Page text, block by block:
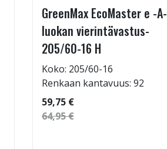
GreenMax EcoMaster e -A-
luokan vierintävastus-
205/60-16 H
Koko: 205/60-16
Renkaan kantavuus: 92
59,75 €
64,95 €